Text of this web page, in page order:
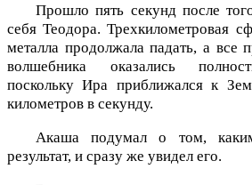
Прошло пять секунд после
себя Теодора. Трехкилометровая
металла продолжала падать, а все
волшебника оказались
поскольку Ира приближался к
километров в секунду.
Акаша подумал о том,
результат, и сразу же увидел его.